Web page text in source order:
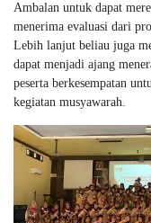
Ambalan untuk dapat
menerima evaluasi dari
Lebih lanjut beliau juga
dapat menjadi ajang
peserta berkesempatan
kegiatan musyawarah.